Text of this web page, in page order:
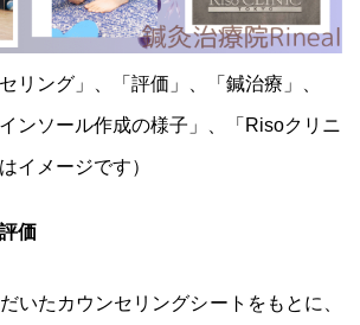
リング」、「評価」、「鍼治療」、
ンソール作成の様子」、「Risoクリニ
イメージです）
価
いたカウンセリングシートをもとに、